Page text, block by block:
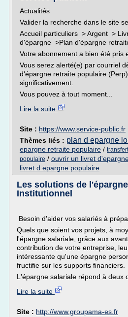
Actualités
Valider la recherche dans le site
Accueil particuliers > Argent >
d'épargne >Plan d'épargne
Votre abonnement a bien été pris
Vous serez alerté(e) par courriel
d'épargne retraite populaire
significativement.
Vous pouvez à tout moment...
Lire la suite
Site : https://www.service-public.fr
Thèmes liés : plan d epargne
epargne retraite populaire /
populaire / ouvrir un livret
livret d epargne populaire
Les solutions de
Institutionnel
Besoin d'aider vos salariés à
Quels que soient vos projets, à
l'épargne salariale, grâce aux
contribution de votre entreprise,
intéressante qu'une épargne
fructifie sur les supports financiers.
L'épargne salariale répond à deux
Lire la suite
Site : http://www.groupama-es.fr